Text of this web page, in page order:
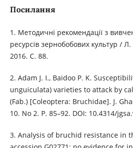
Посилання
1. Методичні рекомендації з
ресурсів зернобобових культуp /
2016. С. 88.
2. Adam J. I., Baidoo P. K.
unguiculata) varieties to attack by
(Fab.) [Coleoptera: Bruchidae]. J.
10. No 2. P. 85–92. DOI: 10.4314/
3. Analysis of bruchid resistance in